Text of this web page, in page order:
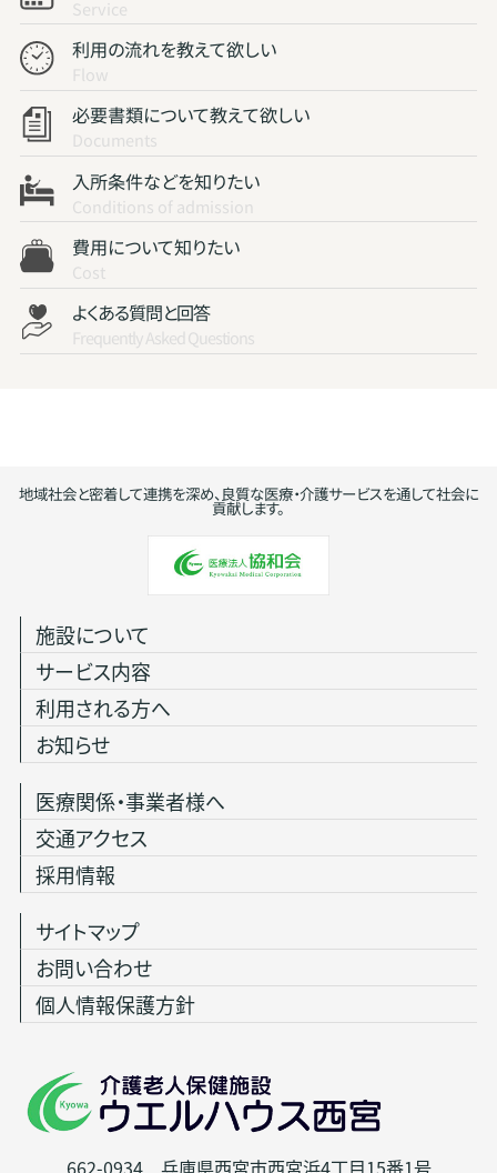
Service
利用の流れを教えて欲しい
Flow
必要書類について教えて欲しい
Documents
入所条件などを知りたい
Conditions of admission
費用について知りたい
Cost
よくある質問と回答
Frequently Asked Questions
地域社会と密着して連携を深め、良質な医療・介護サービスを通して社会に
貢献します。
662-0934 兵庫県西宮市西宮浜4丁目15番1号
施設について
サービス内容
利用される方へ
お知らせ
医療関係・事業者様へ
交通アクセス
採用情報
サイトマップ
お問い合わせ
個人情報保護方針